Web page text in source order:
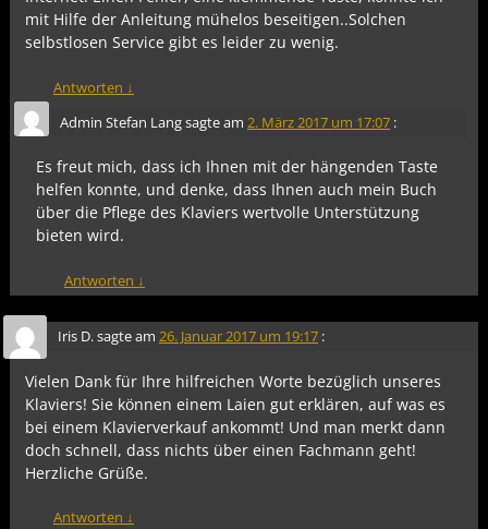
mit Hilfe der Anleitung mühelos beseitigen..Solchen
selbstlosen Service gibt es leider zu wenig.
Antworten ↓
Admin Stefan Langsagte am 2. März 2017 um 17:07 :
Es freut mich, dass ich Ihnen mit der hängenden Taste
helfen konnte, und denke, dass Ihnen auch mein Buch
über die Pflege des Klaviers wertvolle Unterstützung
bieten wird.
Antworten ↓
Iris D.sagte am 26. Januar 2017 um 19:17 :
Vielen Dank für Ihre hilfreichen Worte bezüglich unseres
Klaviers! Sie können einem Laien gut erklären, auf was es
bei einem Klavierverkauf ankommt! Und man merkt dann
doch schnell, dass nichts über einen Fachmann geht!
Herzliche Grüße.
Antworten ↓